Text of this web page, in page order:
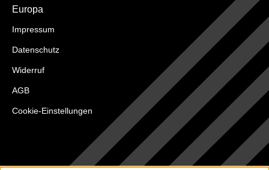
Impressum
Datenschutz
Widerruf
AGB
Cookie-Einstellungen